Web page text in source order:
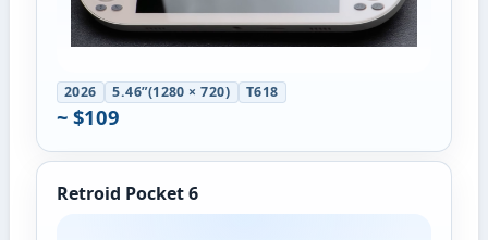
2026 5.46”(1280 × 720) T618
~ $109
Retroid Pocket 6